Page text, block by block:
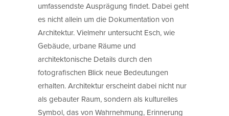
umfassendste Ausprägung findet. Dabei geht
es nicht allein um die Dokumentation von
Architektur. Vielmehr untersucht Esch, wie
Gebäude, urbane Räume und
architektonische Details durch den
fotografischen Blick neue Bedeutungen
erhalten. Architektur erscheint dabei nicht nur
als gebauter Raum, sondern als kulturelles
Symbol, das von Wahrnehmung, Erinnerung